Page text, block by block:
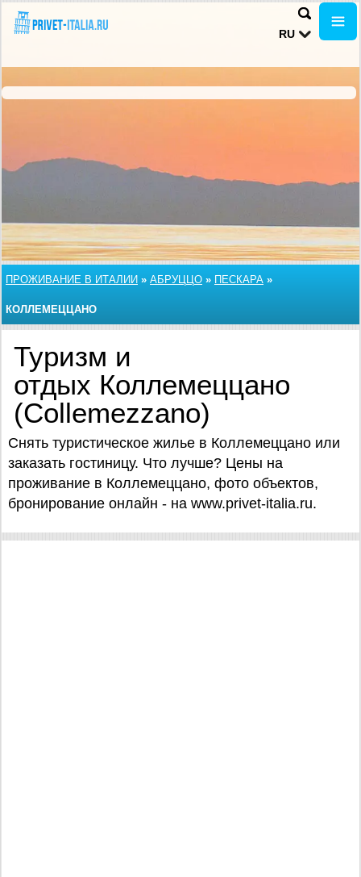
RU
ПРОЖИВАНИЕ В ИТАЛИИ » АБРУЦЦО » ПЕСКАРА »
КОЛЛЕМЕЦЦАНО
Туризм и
отдых Коллемеццано
(Collemezzano)
Снять туристическое жилье в Коллемеццано или
заказать гостиницу. Что лучше? Цены на
проживание в Коллемеццано, фото объектов,
бронирование онлайн - на www.privet-italia.ru.